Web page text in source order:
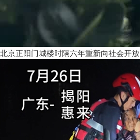
北京正阳门城楼时隔六年重新向社会开放